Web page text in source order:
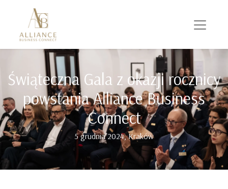
Świąteczna Gala z okazji rocznicy
powstania Alliance Business
Connect
5 grudnia 2024, Kraków